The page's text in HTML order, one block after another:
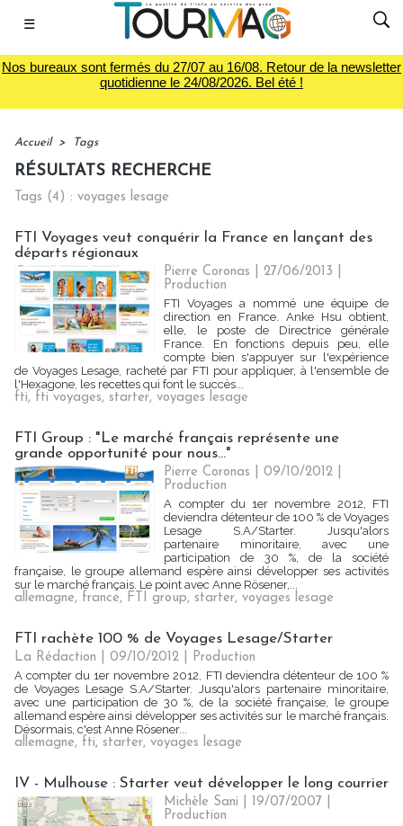
☰
Nos bureaux sont fermés du 27/07 au 16/08. Retour de la newsletter
quotidienne le 24/08/2026. Bel été !
Accueil > Tags
RÉSULTATS RECHERCHE
Tags (4) : voyages lesage
FTI Voyages veut conquérir la France en lançant des
départs régionaux
Pierre Coronas | 27/06/2013
Production
FTI Voyages a nommé une équipe de
direction en France. Anke Hsu obtient,
elle, le poste de Directrice générale
France. En fonctions depuis peu, elle
compte bien s'appuyer sur l'expérience
de Voyages Lesage, racheté par FTI pour appliquer, à l'ensemble de
l'Hexagone, les recettes qui font le succès...
fti, fti voyages, starter, voyages lesage
FTI Group : "Le marché français représente une
grande opportunité pour nous..."
Pierre Coronas | 09/10/2012
Production
A compter du 1er novembre 2012, FTI
deviendra détenteur de 100 % de Voyages
Lesage S.A/Starter. Jusqu'alors
partenaire minoritaire, avec une
participation de 30 %, de la société
française, le groupe allemand espère ainsi développer ses activités
sur le marché français. Le point avec Anne Rösener,...
allemagne, france, FTI group, starter, voyages lesage
FTI rachète 100 % de Voyages Lesage/Starter
La Rédaction | 09/10/2012
Production
A compter du 1er novembre 2012, FTI deviendra détenteur de 100 %
de Voyages Lesage S.A/Starter. Jusqu'alors partenaire minoritaire,
avec une participation de 30 %, de la société française, le groupe
allemand espère ainsi développer ses activités sur le marché français.
Désormais, c'est Anne Rösener...
allemagne, fti, starter, voyages lesage
IV - Mulhouse : Starter veut développer le long courrier
Michèle Sani | 19/07/2007
Production